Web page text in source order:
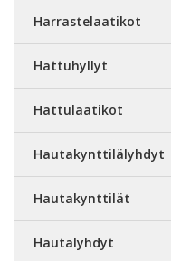
Harrastelaatikot
Hattuhyllyt
Hattulaatikot
Hautakynttilälyhdyt
Hautakynttilät
Hautalyhdyt